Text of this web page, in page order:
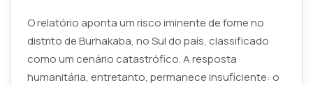
O relatório aponta um risco iminente de fome no
distrito de Burhakaba, no Sul do país, classificado
como um cenário catastrófico. A resposta
humanitária, entretanto, permanece insuficiente: o